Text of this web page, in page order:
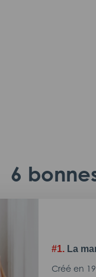
6
#1. La
Créé en